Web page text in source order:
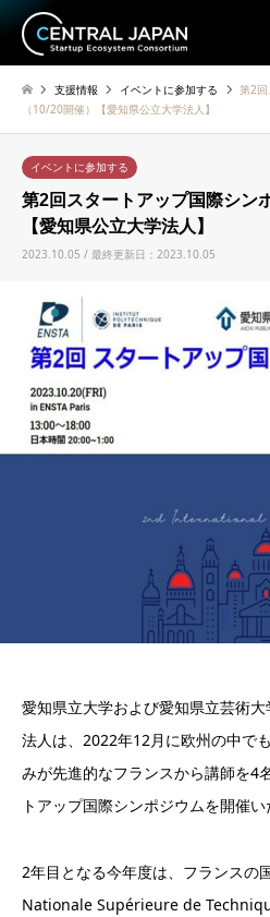
支援情報 イベントに参加する
第2
（10/20開催）【愛知県公立大学法人】
イベントに参加する
第2回スタートアップ国際シン
【愛知県公立大学法人】
2023.10.05 / 最終更新日：2023.10.05
愛知県立大学および愛知県立芸術
法人は、2022年12月に欧州の中で
みが先進的なフランスから講師を4
トアップ国際シンポジウムを開催い
2年目となる今年度は、フランスの
Nationale Supérieure de